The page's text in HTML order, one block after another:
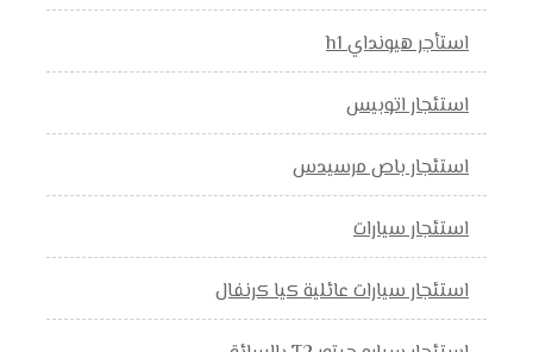
استأجر هيونداي h1
استئجار اتوبيس
استئجار باص مرسيدس
استئجار سيارات
استئجار سيارات عائلية كيا كرنفال